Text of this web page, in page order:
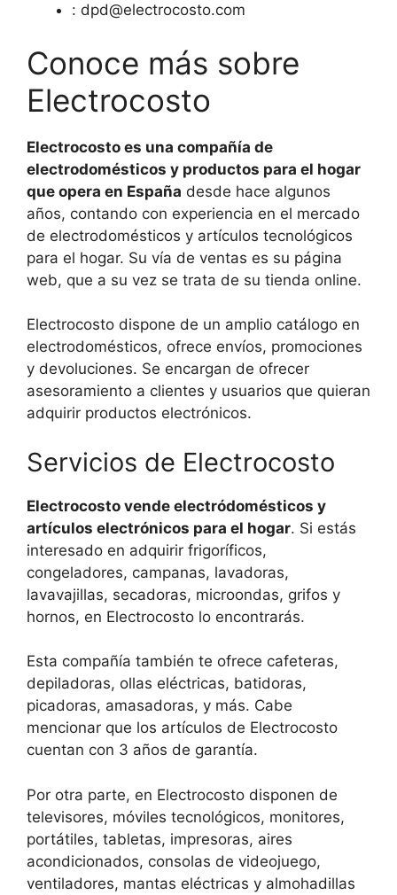
: dpd@electrocosto.com
Conoce más sobre
Electrocosto
Electrocosto es una compañía de
electrodomésticos y productos para el hogar
que opera en España desde hace algunos
años, contando con experiencia en el mercado
de electrodomésticos y artículos tecnológicos
para el hogar. Su vía de ventas es su página
web, que a su vez se trata de su tienda online.
Electrocosto dispone de un amplio catálogo en
electrodomésticos, ofrece envíos, promociones
y devoluciones. Se encargan de ofrecer
asesoramiento a clientes y usuarios que quieran
adquirir productos electrónicos.
Servicios de Electrocosto
Electrocosto vende electródomésticos y
artículos electrónicos para el hogar. Si estás
interesado en adquirir frigoríficos,
congeladores, campanas, lavadoras,
lavavajillas, secadoras, microondas, grifos y
hornos, en Electrocosto lo encontrarás.
Esta compañía también te ofrece cafeteras,
depiladoras, ollas eléctricas, batidoras,
picadoras, amasadoras, y más. Cabe
mencionar que los artículos de Electrocosto
cuentan con 3 años de garantía.
Por otra parte, en Electrocosto disponen de
televisores, móviles tecnológicos, monitores,
portátiles, tabletas, impresoras, aires
acondicionados, consolas de videojuego,
ventiladores, mantas eléctricas y almohadillas